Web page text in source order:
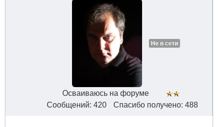
Не в сети
Осваиваюсь на форуме
Сообщений: 420
Спасибо получено: 488